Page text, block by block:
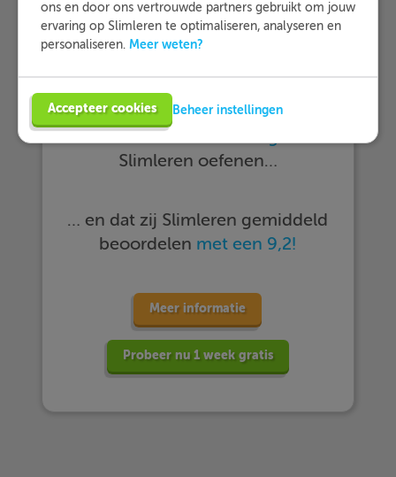
… meer dan 25.000 leerlingen met
Slimleren oefenen…
… en dat zij Slimleren gemiddeld
beoordelen met een 9,2!
Meer informatie
Probeer nu 1 week gratis
ons en door ons vertrouwde partners gebruikt om jouw
ervaring op Slimleren te optimaliseren, analyseren en
personaliseren. Meer weten?
Accepteer cookies Beheer instellingen